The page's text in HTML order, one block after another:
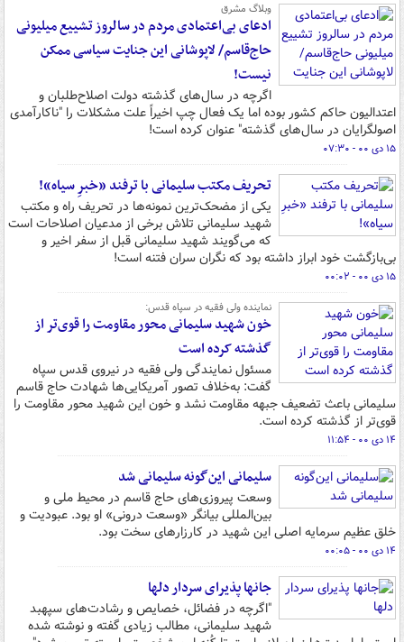
وبلاگ مشرق
ادعای بی‌اعتمادی مردم در سالروز تشییع میلیونی
حاج‌قاسم/ لاپوشانی این جنایت سیاسی ممکن
نیست!
اگرچه در سال‌های گذشته دولت اصلاح‌طلبان و
اعتدالیون حاکم کشور بوده اما یک فعال چپ اخیراً علت مشکلات را "ناکارآمدی
اصولگرایان در سال‌های گذشته" عنوان کرده است!
۱۵ دی ۰۰ - ۰۷:۳۰
تحریف مکتب سلیمانی با ترفند «خبرِ سیاه»!
یکی از مضحک‌ترین نمونه‌ها در تحریف راه و مکتب
شهید سلیمانی تلاش برخی از مدعیان اصلاحات است
که می‌گویند شهید سلیمانی قبل از سفر اخیر و
بی‌بازگشت خود ابراز داشته بود که نگران سران فتنه است!
۱۵ دی ۰۰ - ۰۰:۰۲
نماینده ولی فقیه در سپاه قدس:
خون شهید سلیمانی محور مقاومت را قوی‌تر از
گذشته کرده است
مسئول نمایندگی ولی فقیه در نیروی قدس سپاه
گفت: به‌خلاف تصور آمریکایی‌ها شهادت حاج قاسم
سلیمانی باعث تضعیف جبهه مقاومت نشد و خون این شهید محور مقاومت را
قوی‌تر از گذشته کرده است.
۱۴ دی ۰۰ - ۱۱:۵۴
سلیمانی این‌گونه سلیمانی شد
وسعت پیروزی‌های حاج قاسم در محیط ملی و
بین‌المللی بیانگر «وسعت درونی» او بود. عبودیت و
خلق عظیم سرمایه اصلی این شهید در کارزارهای سخت بود.
۱۴ دی ۰۰ - ۰۰:۰۵
جان­ها پذیرای سردار دل­ها
"اگرچه در فضائل، خصایص و رشادت‌­های سپهبد
شهید سلیمانی، مطالب زیادی گفته و نوشته شده